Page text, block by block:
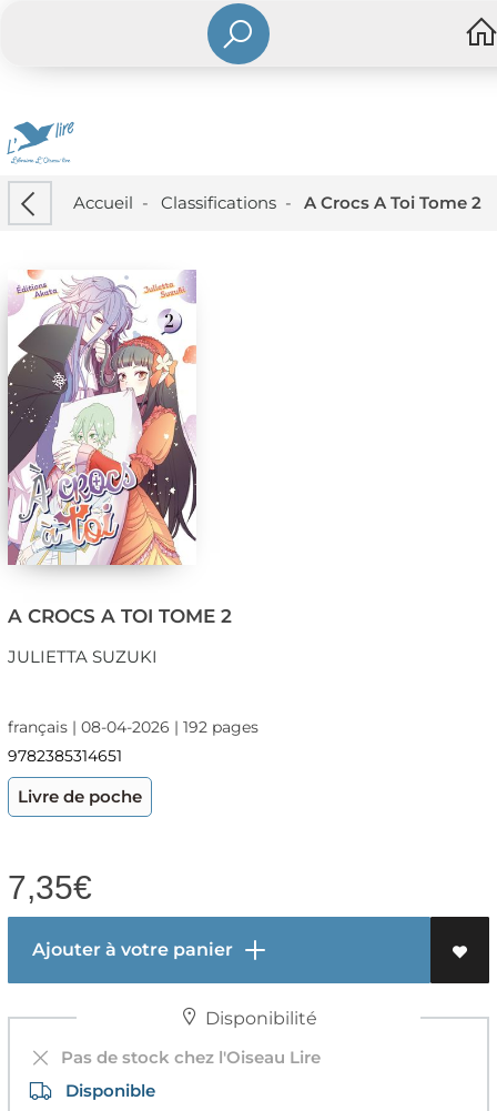
Accueil - Classifications- A Crocs A Toi Tome 2
A CROCS A TOI TOME 2
JULIETTA SUZUKI
français | 08-04-2026 | 192 pages
9782385314651
Livre de poche
7,35€
Ajouter à votre panier
Disponibilité
Pas de stock chez l'Oiseau Lire
Disponible